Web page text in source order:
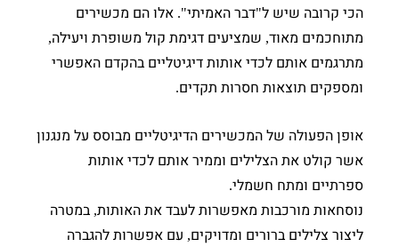
הכי קרובה שיש ל"דבר האמיתי". אלו הם מכשירים
מתוחכמים מאוד, שמציעים דגימת קול משופרת ויעילה,
מתרגמים אותם לכדי אותות דיגיטליים בהקדם האפשרי
ומספקים תוצאות חסרות תקדים.
אופן הפעולה של המכשירים הדיגיטליים מבוסס על מנגנון
אשר קולט את הצלילים וממיר אותם לכדי אותות
ספרתיים ומתח חשמלי.
נוסחאות מורכבות מאפשרות לעבד את האותות, במטרה
ליצור צלילים ברורים ומדויקים, עם אפשרות להגברה